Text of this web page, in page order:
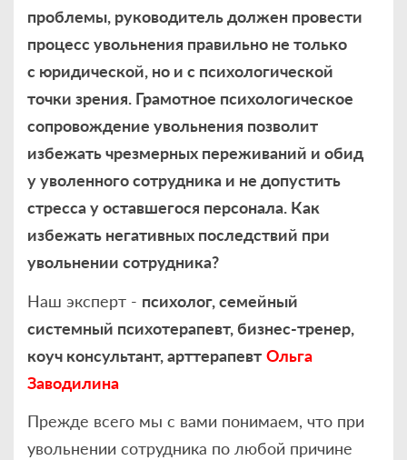
проблемы, руководитель должен провести
процесс увольнения правильно не только
с юридической, но и с психологической
точки зрения. Грамотное психологическое
сопровождение увольнения позволит
избежать чрезмерных переживаний и обид
у уволенного сотрудника и не допустить
стресса у оставшегося персонала. Как
избежать негативных последствий при
увольнении сотрудника?
Наш эксперт - психолог, семейный
системный психотерапевт, бизнес-тренер,
коуч консультант, арттерапевт Ольга
Заводилина
Прежде всего мы с вами понимаем, что при
увольнении сотрудника по любой причине